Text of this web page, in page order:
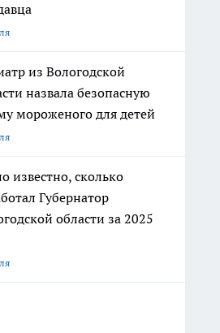
из Вологодской
назвала безопасную
мороженого для детей
известно, сколько
Губернатор
области за 2025